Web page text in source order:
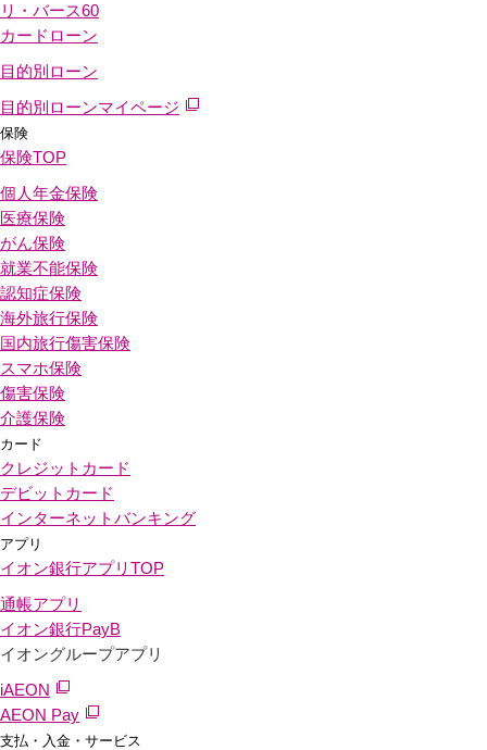
リ・バース60
カードローン
目的別ローン
目的別ローンマイページ
保険
保険TOP
個人年金保険
医療保険
がん保険
就業不能保険
認知症保険
海外旅行保険
国内旅行傷害保険
スマホ保険
傷害保険
介護保険
カード
クレジットカード
デビットカード
インターネットバンキング
アプリ
イオン銀行アプリ TOP
通帳アプリ
イオン銀行PayB
イオングループアプリ
iAEON
AEON Pay
支払・入金・サービス